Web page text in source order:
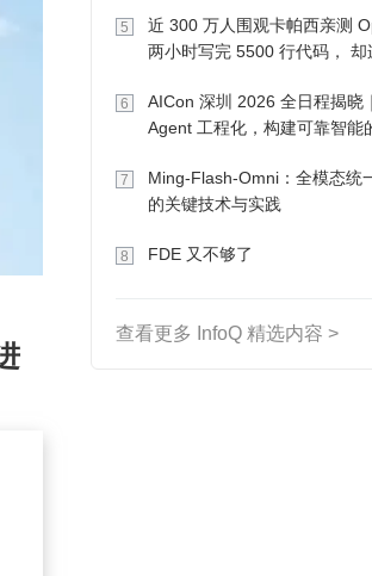
5
近 300 万人围观卡帕西亲测
两小时写完 5500 行代码， 却
6
AICon 深圳 2026 全日程揭晓
Agent 工程化，构建可靠智能
7
Ming-Flash-Omni：全模态统
的关键技术与实践
8 FDE 又不够了
查看更多 InfoQ 精选内容 >